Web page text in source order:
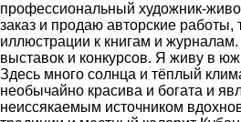
профессиональный художник-
заказ и продаю авторские работы,
иллюстрации к книгам и
выставок и конкурсов. Я живу в
Здесь много солнца и тёплый
необычайно красива и богата и
неиссякаемым источником